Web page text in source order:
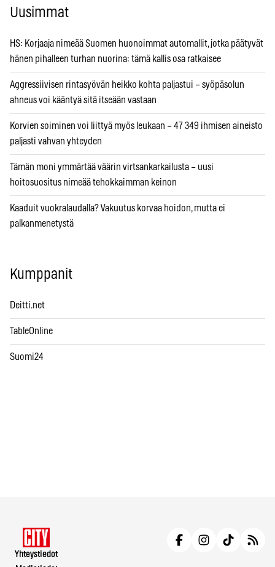
Uusimmat
HS: Korjaaja nimeää Suomen huonoimmat automallit, jotka päätyvät
hänen pihalleen turhan nuorina: tämä kallis osa ratkaisee
Aggressiivisen rintasyövän heikko kohta paljastui – syöpäsolun
ahneus voi kääntyä sitä itseään vastaan
Korvien soiminen voi liittyä myös leukaan – 47 349 ihmisen aineisto
paljasti vahvan yhteyden
Tämän moni ymmärtää väärin virtsankarkailusta – uusi
hoitosuositus nimeää tehokkaimman keinon
Kaaduit vuokralaudalla? Vakuutus korvaa hoidon, mutta ei
palkanmenetystä
Kumppanit
Deitti.net
TableOnline
Suomi24
Yhteystiedot